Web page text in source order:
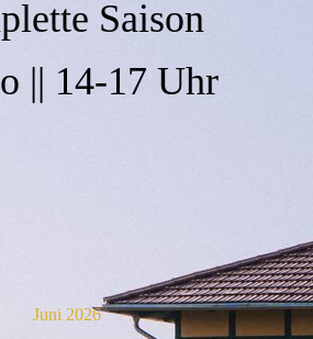
Saison
|| 14-17 Uhr
Juni 2026